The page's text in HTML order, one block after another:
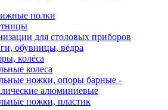
полки
для столовых приборов
обувницы, вёдра
колёса
колеса
ножки, опоры барные -
алюминиевые
ножки, пластик